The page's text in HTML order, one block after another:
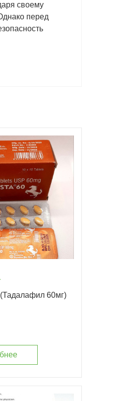
своему
перед
60мг)